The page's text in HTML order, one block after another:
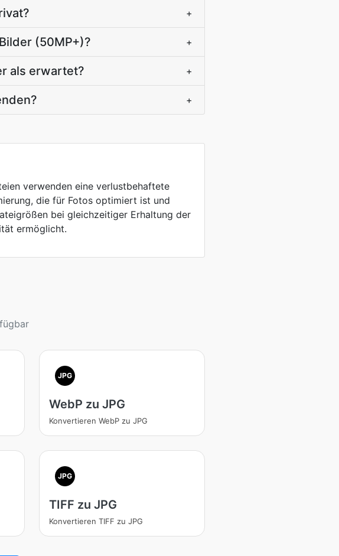
+
(50MP+)? +
als erwartet? +
+
verwenden eine verlustbehaftete
die für Fotos optimiert ist und
bei gleichzeitiger Erhaltung der
ermöglicht.
JPG
WebP zu JPG
Konvertieren WebP zu JPG
JPG
TIFF zu JPG
Konvertieren TIFF zu JPG